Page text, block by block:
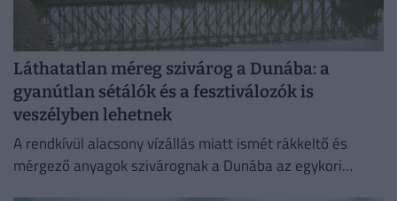
Láthatatlan méreg szivárog a Dunába: a
gyanútlan sétálók és a fesztiválozók is
veszélyben lehetnek
A rendkívül alacsony vízállás miatt ismét rákkeltő és
mérgező anyagok szivárognak a Dunába az egykori